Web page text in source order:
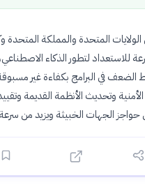
المتحدة والمملكة المتحدة
للاستعداد لتطور الذكاء
في البرامج بكفاءة غير
وتحديث الأنظمة القديمة
حواجز الجهات الخبيثة ويزيد من